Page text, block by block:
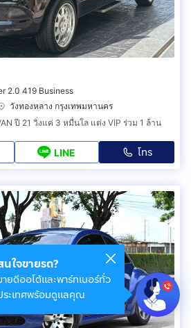
2.0 419 Business
วังทองหลาง กรุงเทพมหานคร
ปี 21 วิ่งแค่ 3 หมื่นโล แต่ง VIP ร่วม 1 ล้าน
LINE โทร
นใจขายรถ?
ายดีออโต้และพาร์ทเนอร์ทั่ว
ระเทศพร้อมดูแลคุณ